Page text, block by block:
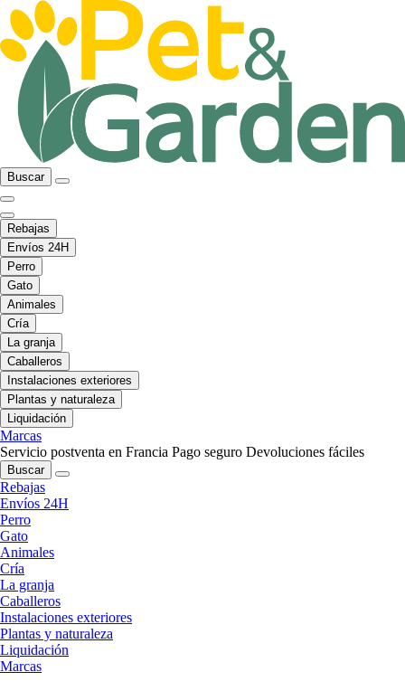
Buscar
Rebajas
Envíos 24H
Perro
Gato
Animales
Cría
La granja
Caballeros
Instalaciones exteriores
Plantas y naturaleza
Liquidación
Marcas
Servicio postventa en Francia Pago seguro Devoluciones fáciles
Buscar
Rebajas
Envíos 24H
Perro
Gato
Animales
Cría
La granja
Caballeros
Instalaciones exteriores
Plantas y naturaleza
Liquidación
Marcas